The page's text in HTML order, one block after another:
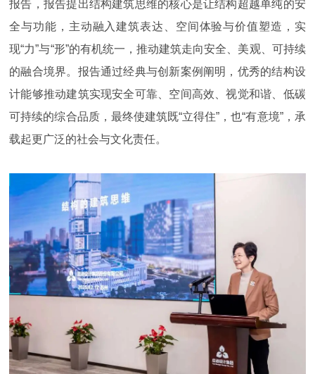
报告，报告提出结构建筑思维的核心是让结构超越单纯的安
全与功能，主动融入建筑表达、空间体验与价值塑造，实
现“力”与“形”的有机统一，推动建筑走向安全、美观、可持续
的融合境界。报告通过经典与创新案例阐明，优秀的结构设
计能够推动建筑实现安全可靠、空间高效、视觉和谐、低碳
可持续的综合品质，最终使建筑既“立得住”，也“有意境”，承
载起更广泛的社会与文化责任。